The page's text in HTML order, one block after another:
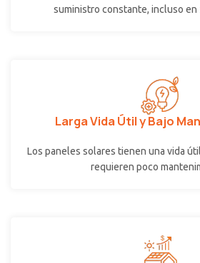
suministro constante, incluso en
Larga Vida Útil y Bajo
Los paneles solares tienen una vida
requieren poco